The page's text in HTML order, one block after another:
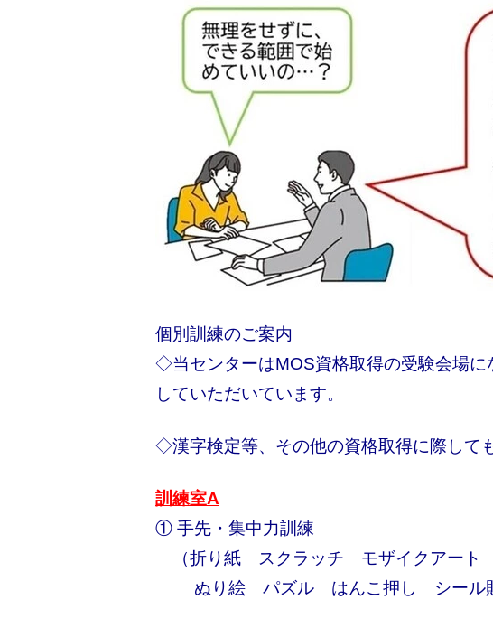
個別訓練のご案内
◇当センターはMOS資格取得の受験会場
していただいています。
◇漢字検定等、その他の資格取得に際して
訓練室A
① 手先・集中力訓練
（折り紙 スクラッチ モザイクアート
ぬり絵 パズル はんこ押し シール貼